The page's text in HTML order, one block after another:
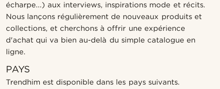
écharpe...) aux interviews, inspirations mode et récits.
Nous lançons régulièrement de nouveaux produits et
collections, et cherchons à offrir une expérience
d'achat qui va bien au-delà du simple catalogue en
ligne.
PAYS
Trendhim est disponible dans les pays suivants.